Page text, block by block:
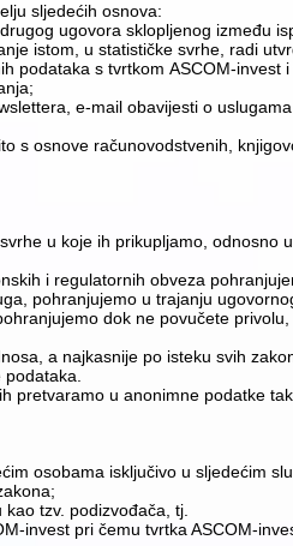
sljedećih osnova:
ugovora sklopljenog između
istom, u statističke svrhe, radi
podataka s tvrtkom ASCOM-invest
e-mail obavijesti o
s osnove računovodstvenih,
u koje ih prikupljamo, odnosno
i regulatornih obveza
pohranjujemo u trajanju
dok ne povučete
a najkasnije po isteku svih
pretvaramo u anonimne podatke
osobama isključivo u sljedećim
tzv. podizvođača, tj.
invest pri čemu tvrtka ASCOM-